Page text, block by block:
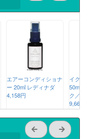
エアーコンディショナ
ー 20ml レディナダ
4,158円
イク
50ml
ク／
9,669